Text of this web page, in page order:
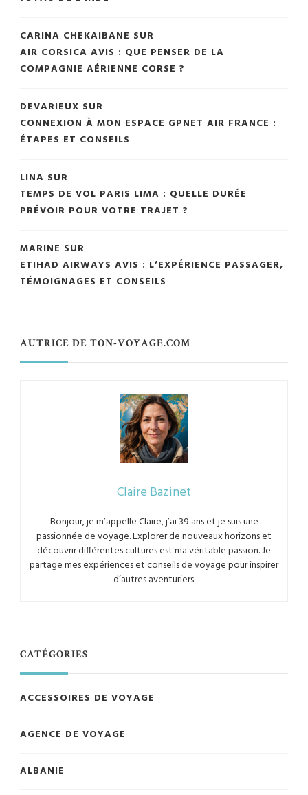
CARINA CHEKAIBANE SUR
AIR CORSICA AVIS : QUE PENSER DE LA
COMPAGNIE AÉRIENNE CORSE ?
DEVARIEUX SUR
CONNEXION À MON ESPACE GPNET AIR FRANCE :
ÉTAPES ET CONSEILS
LINA SUR
TEMPS DE VOL PARIS LIMA : QUELLE DURÉE
PRÉVOIR POUR VOTRE TRAJET ?
MARINE SUR
ETIHAD AIRWAYS AVIS : L’EXPÉRIENCE PASSAGER,
TÉMOIGNAGES ET CONSEILS
AUTRICE DE TON-VOYAGE.COM
Claire Bazinet
Bonjour, je m’appelle Claire, j’ai 39 ans et je suis une
passionnée de voyage. Explorer de nouveaux horizons et
découvrir différentes cultures est ma véritable passion. Je
partage mes expériences et conseils de voyage pour inspirer
d’autres aventuriers.
CATÉGORIES
ACCESSOIRES DE VOYAGE
AGENCE DE VOYAGE
ALBANIE